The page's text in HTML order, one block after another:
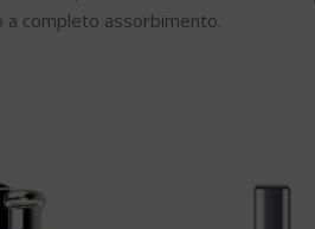
a completo assorbimento.